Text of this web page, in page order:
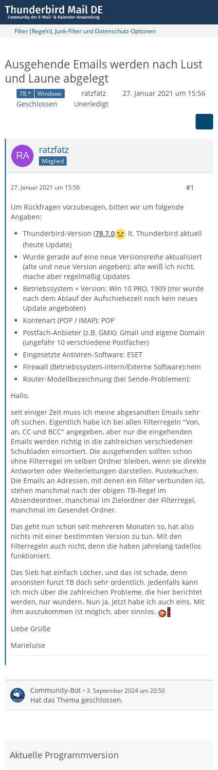
Filter (Regeln), Junk-Filter und Datenschutz-Optionen
Ausgehende Emails werden nach Lust
und Laune abgelegt
78.* Windows ratzfatz
27. Januar 2021 um 15:56
Geschlossen
Unerledigt
ratzfatz
Mitglied
27. Januar 2021 um 15:56 #1
Um Rückfragen vorzubeugen, bitten wir um folgende
Angaben:
Thunderbird-Version (78.7.0
lt. Thunderbird aktuell
(heute Update)
Wurde gerade auf eine neue Versionsreihe aktualisiert
(alte und neue Version angeben): alte weiß ich nicht,
mache aber regelmäßig Updates
Betriebssystem + Version: Win 10 PRO, 1909 (mir wurde
nach dem Ablauf der Aufschiebezeit noch kein neues
Update angeboten)
Kontenart (POP / IMAP): POP
Postfach-Anbieter (z.B. GMX): Gmail und eigene Domain
(ungefähr 10 verschiedene Postfächer)
Eingesetzte Antiviren-Software: ESET
Firewall (Betriebssystem-intern/Externe Software):nein
Router-Modellbezeichnung (bei Sende-Problemen):
Hallo,
seit einiger Zeit muss ich meine abgesandten Emails sehr
oft suchen. Eigentlich habe ich bei allen Filterregeln "Von,
an, CC und BCC" angegeben, aber nur die eingehenden
Emails werden richtig in die zahlreichen verschiedenen
Schubladen einsortiert. Die ausgehenden sollten schon
ohne Filterregel im selben Ordner bleiben, wenn sie direkte
Antworten oder Weiterleitungen darstellen. Pustekuchen.
Die Emails an Adressen, mit denen ein Filter verbunden ist,
stehen manchmal nach der obigen TB-Regel im
Absendeordner, manchmal im Zielordner der Filterregel,
manchmal im Gesendet-Ordner.
Das geht nun schon seit mehreren Monaten so, hat also
nichts mit einer bestimmten Version zu tun. Mit den
Filterregeln auch nicht, denn die haben jahrelang tadellos
funktioniert.
Das Sieb hat einfach Löcher, und das ist schade, denn
ansonsten funzt TB doch sehr ordentlich. Jedenfalls kann
ich mich über die zahlreichen Probleme, die hier berichtet
werden, nur wundern. Nun ja. Jetzt habe ich auch eins. Mit
ihm auszukommen ist möglich, aber sinnlos.
Liebe Grüße
Marieluise
Community-Bot 3. September 2024 um 20:50
Hat das Thema geschlossen.
Aktuelle Programmversion